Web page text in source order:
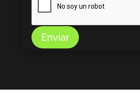
Enviar